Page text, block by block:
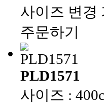
사이즈 변경
주문하기
PLD1571
사이즈 :